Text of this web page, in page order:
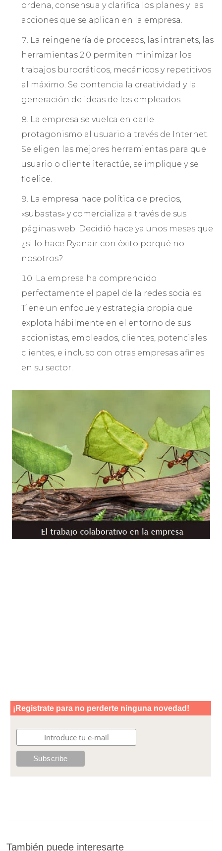
ordena, consensua y clarifica los planes y las
acciones que se aplican en la empresa.
La reingenería de procesos, las intranets, las
herramientas 2.0 permiten minimizar los
trabajos burocráticos, mecánicos y repetitivos
al máximo. Se pontencia la creatividad y la
generación de ideas de los empleados.
La empresa se vuelca en darle
protagonismo al usuario a través de Internet.
Se eligen las mejores herramientas para que
usuario o cliente iteractúe, se implique y se
fidelice.
La empresa hace política de precios,
«subastas» y comercializa a través de sus
páginas web. Decidió hace ya unos meses que
¿si lo hace Ryanair con éxito porqué no
nosotros?
La empresa ha comprendido
perfectamente el papel de la redes sociales.
Tiene un enfoque y estrategia propia que
explota hábilmente en el entorno de sus
accionistas, empleados, clientes, potenciales
clientes, e incluso con otras empresas afines
en su sector.
También puede interesarte